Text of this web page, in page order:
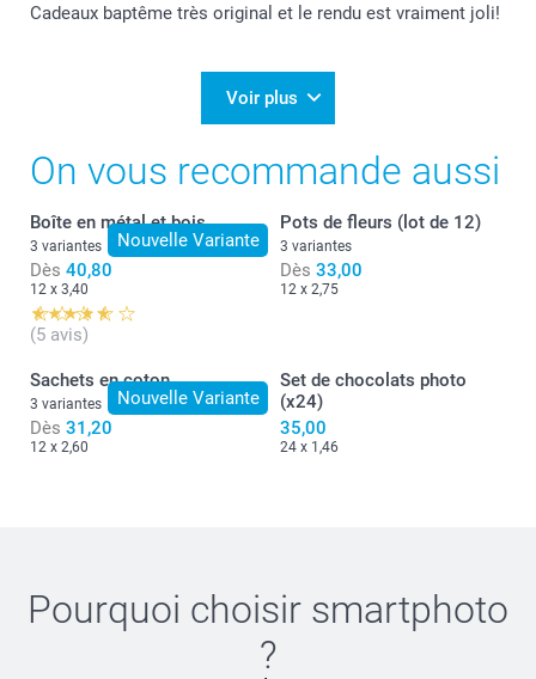
Cadeaux baptême très original et le rendu est vraiment joli!
Voir plus
On vous recommande aussi
Nouvelle Variante
Boîte en métal et bois
3 variantes
Dès 40,80
12 x 3,40
(5 avis)
Pots de fleurs (lot de 12)
3 variantes
Dès 33,00
12 x 2,75
Nouvelle Variante
Sachets en coton
3 variantes
Dès 31,20
12 x 2,60
Set de chocolats photo
(x24)
35,00
24 x 1,46
Pourquoi choisir smartphoto
?